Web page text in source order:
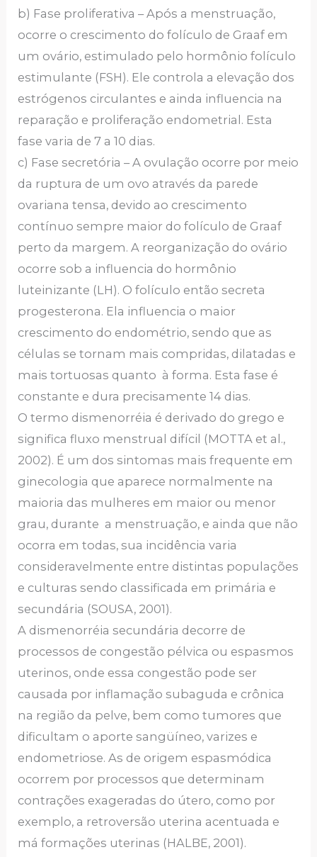
b) Fase proliferativa – Após a menstruação,
ocorre o crescimento do folículo de Graaf em
um ovário, estimulado pelo hormônio folículo
estimulante (FSH). Ele controla a elevação dos
estrógenos circulantes e ainda influencia na
reparação e proliferação endometrial. Esta
fase varia de 7 a 10 dias.
c) Fase secretória – A ovulação ocorre por meio
da ruptura de um ovo através da parede
ovariana tensa, devido ao crescimento
contínuo sempre maior do folículo de Graaf
perto da margem. A reorganização do ovário
ocorre sob a influencia do hormônio
luteinizante (LH). O folículo então secreta
progesterona. Ela influencia o maior
crescimento do endométrio, sendo que as
células se tornam mais compridas, dilatadas e
mais tortuosas quanto à forma. Esta fase é
constante e dura precisamente 14 dias.
O termo dismenorréia é derivado do grego e
significa fluxo menstrual difícil (MOTTA et al.,
2002). É um dos sintomas mais frequente em
ginecologia que aparece normalmente na
maioria das mulheres em maior ou menor
grau, durante a menstruação, e ainda que não
ocorra em todas, sua incidência varia
consideravelmente entre distintas populações
e culturas sendo classificada em primária e
secundária (SOUSA, 2001).
A dismenorréia secundária decorre de
processos de congestão pélvica ou espasmos
uterinos, onde essa congestão pode ser
causada por inflamação subaguda e crônica
na região da pelve, bem como tumores que
dificultam o aporte sangüíneo, varizes e
endometriose. As de origem espasmódica
ocorrem por processos que determinam
contrações exageradas do útero, como por
exemplo, a retroversão uterina acentuada e
má formações uterinas (HALBE, 2001).